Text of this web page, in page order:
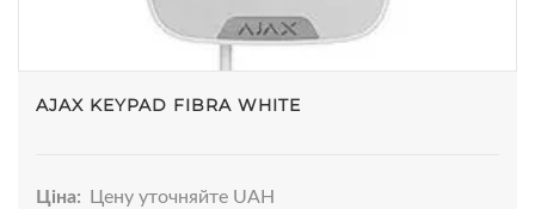
AJAX KEYPAD FIBRA WHITE
Ціна:
Цену уточняйте UAH